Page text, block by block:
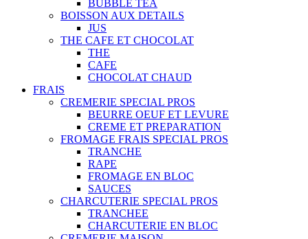
BUBBLE TEA
BOISSON AUX DETAILS
JUS
THE CAFE ET CHOCOLAT
THE
CAFE
CHOCOLAT CHAUD
FRAIS
CREMERIE SPECIAL PROS
BEURRE OEUF ET LEVURE
CREME ET PREPARATION
FROMAGE FRAIS SPECIAL PROS
TRANCHE
RAPE
FROMAGE EN BLOC
SAUCES
CHARCUTERIE SPECIAL PROS
TRANCHEE
CHARCUTERIE EN BLOC